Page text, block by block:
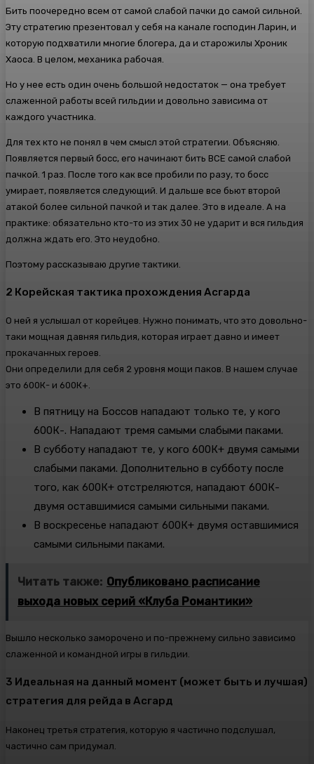
Бить поочередно всем от самой слабой пачки до самой сильной.
Эту стратегию презентовал у себя на канале господин Ларин, и
которую подхватили многие блогера, да и старожилы Хроник
Хаоса. В целом, механика рабочая.
Но у нее есть один очень большой недостаток — она требует
слаженной работы всей гильдии и довольно зависима от
каждого участника.
Для тех кто не понял в чем смысл этой стратегии. Объясняю.
Появляется первый босс, его начинают бить ВСЕ самой слабой
пачкой. 1 раз. После того как все пробили по разу, то босс
умирает, появляется следующий. И дальше все бьют второй
атакой более сильной пачкой и так далее. Это в идеале. А на
практике: обязательно кто-то из этих 30 не ударит и вся гильдия
должна ждать его. Это неудобно.
Поэтому рассказываю другие тактики.
2 Корейская тактика прохождения Асгарда
О ней я услышал от корейцев. Нужно понимать, что это довольно-
таки мощная давняя гильдия, которая играет давно и имеет
прокачанных героев.
Они определили для себя 2 уровня мощи паков. В нашем случае
это 600К- и 600К+.
В пятницу на Боссов нападают только те, у кого
600К-. Нападают тремя самыми слабыми паками.
В субботу нападают те, у кого 600К+ двумя самыми
слабыми паками. Дополнительно в субботу после
того, как 600К+ отстреляются, нападают 600К-
двумя оставшимися самыми сильными паками.
В воскресенье нападают 600К+ двумя оставшимися
самыми сильными паками.
Читать также: Опубликовано расписание
выхода новых серий «Клуба Романтики»
Вышло несколько заморочено и по-прежнему сильно зависимо
слаженной и командной игры в гильдии.
3 Идеальная на данный момент (может быть и лучшая)
стратегия для рейда в Асгард
Наконец третья стратегия, которую я частично подслушал,
частично сам придумал.